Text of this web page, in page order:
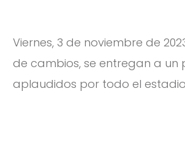
Viernes, 3 de noviembre de
de cambios, se entregan a un
aplaudidos por todo el